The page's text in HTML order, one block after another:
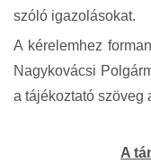
szóló igazolásokat.
A kérelemhez
Nagykovácsi
a tájékoztató szöveg
A